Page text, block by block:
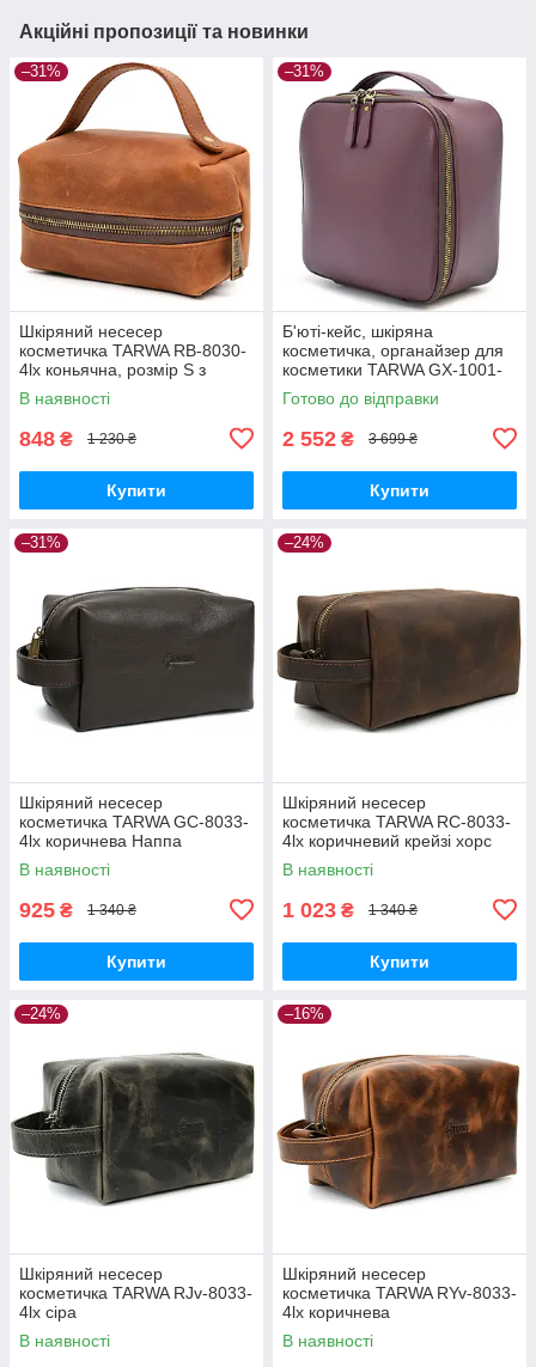
Акційні пропозиції та новинки
–31%
Шкіряний несесер
косметичка TARWA RB-8030-
4lx коньячна, розмір S з
ручкою
В наявності
848 ₴ 1 230 ₴
Купити
–31%
Б'юті-кейс, шкіряна
косметичка, органайзер для
косметики TARWA GX-1001-
4lx
Готово до відправки
2 552 ₴ 3 699 ₴
Купити
–31%
Шкіряний несесер
косметичка TARWA GC-8033-
4lx коричнева Наппа
В наявності
925 ₴ 1 340 ₴
Купити
–24%
Шкіряний несесер
косметичка TARWA RC-8033-
4lx коричневий крейзі хорс
В наявності
1 023 ₴ 1 340 ₴
Купити
–24%
Шкіряний несесер
косметичка TARWA RJv-8033-
4lx сіра
В наявності
–16%
Шкіряний несесер
косметичка TARWA RYv-8033-
4lx коричнева
В наявності